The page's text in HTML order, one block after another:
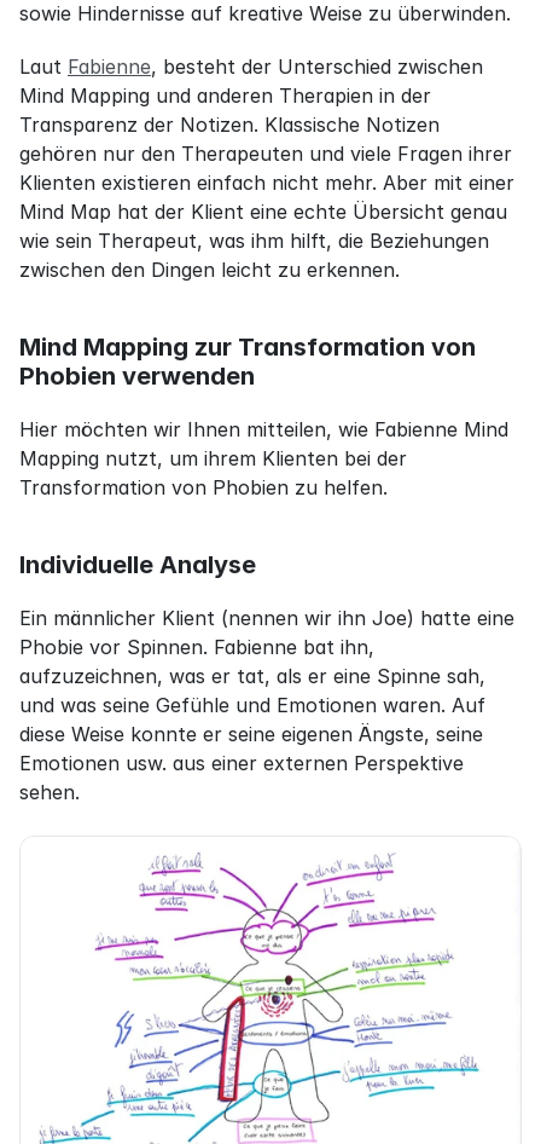
sowie Hindernisse auf kreative Weise zu überwinden.
Laut Fabienne, besteht der Unterschied zwischen
Mind Mapping und anderen Therapien in der
Transparenz der Notizen. Klassische Notizen
gehören nur den Therapeuten und viele Fragen ihrer
Klienten existieren einfach nicht mehr. Aber mit einer
Mind Map hat der Klient eine echte Übersicht genau
wie sein Therapeut, was ihm hilft, die Beziehungen
zwischen den Dingen leicht zu erkennen.
Mind Mapping zur Transformation von
Phobien verwenden
Hier möchten wir Ihnen mitteilen, wie Fabienne Mind
Mapping nutzt, um ihrem Klienten bei der
Transformation von Phobien zu helfen.
Individuelle Analyse
Ein männlicher Klient (nennen wir ihn Joe) hatte eine
Phobie vor Spinnen. Fabienne bat ihn,
aufzuzeichnen, was er tat, als er eine Spinne sah,
und was seine Gefühle und Emotionen waren. Auf
diese Weise konnte er seine eigenen Ängste, seine
Emotionen usw. aus einer externen Perspektive
sehen.